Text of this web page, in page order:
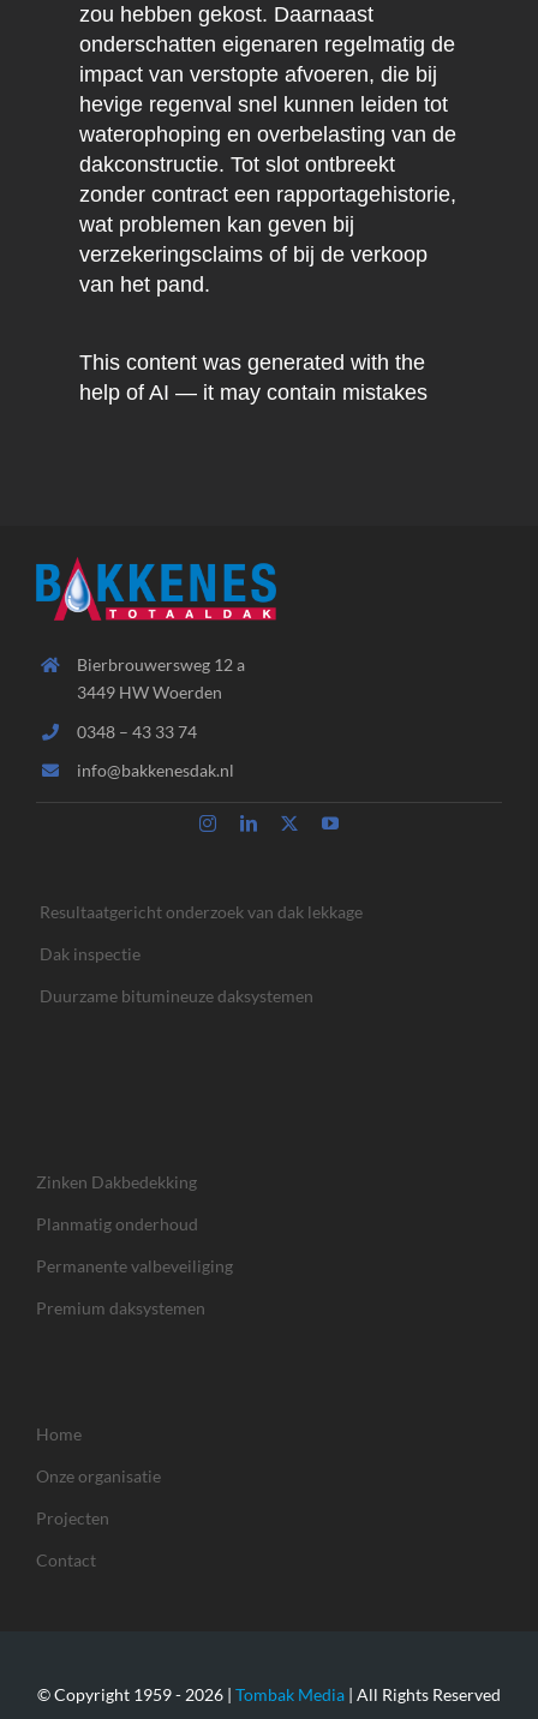
zou hebben gekost. Daarnaast
onderschatten eigenaren regelmatig de
impact van verstopte afvoeren, die bij
hevige regenval snel kunnen leiden tot
waterophoping en overbelasting van de
dakconstructie. Tot slot ontbreekt
zonder contract een rapportagehistorie,
wat problemen kan geven bij
verzekeringsclaims of bij de verkoop
van het pand.
This content was generated with the
help of AI — it may contain mistakes
Bierbrouwersweg 12 a
3449 HW Woerden
0348 – 43 33 74
info@bakkenesdak.nl
Resultaatgericht onderzoek van dak lekkage
Dak inspectie
Duurzame bitumineuze daksystemen
Zinken Dakbedekking
Planmatig onderhoud
Permanente valbeveiliging
Premium daksystemen
Home
Onze organisatie
Projecten
Contact
© Copyright 1959 - 2026 | Tombak Media | All Rights Reserved